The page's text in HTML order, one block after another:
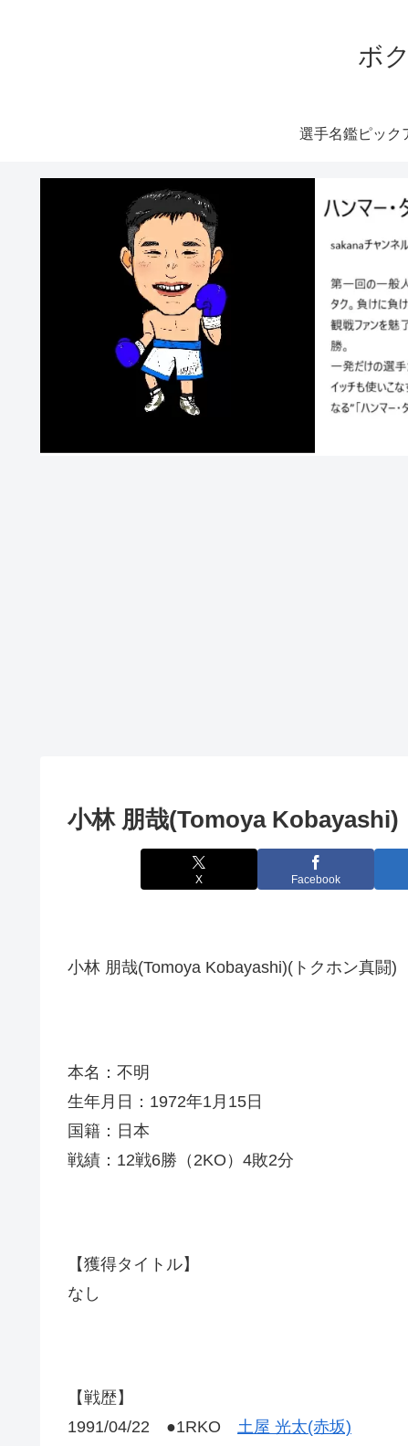
ボ
選手名鑑ピック
小林 朋哉(Tomoya Kobayashi)
X Facebook
小林 朋哉(Tomoya Kobayashi)(トクホン真闘)
本名：不明
生年月日：1972年1月15日
国籍：日本
戦績：12戦6勝（2KO）4敗2分
【獲得タイトル】
なし
【戦歴】
1991/04/22 ●1RKO 土屋 光太(赤坂)